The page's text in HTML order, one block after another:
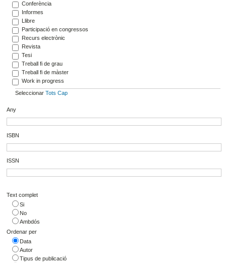
Conferència
Informes
Llibre
Participació en congressos
Recurs electrònic
Revista
Tesi
Treball fi de grau
Treball fi de màster
Work in progress
Seleccionar Tots Cap
Any
ISBN
ISSN
Text complet
Si
No
Ambdós
Ordenar per
Data
Autor
Tipus de publicació